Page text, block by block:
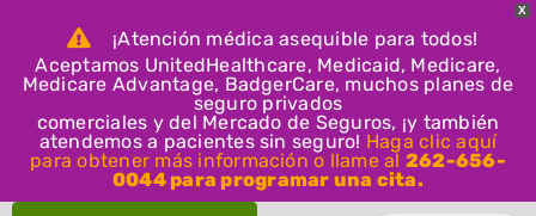
X
¡Atención médica asequible para todos!
Aceptamos UnitedHealthcare, Medicaid, Medicare,
Medicare Advantage, BadgerCare, muchos planes de
seguro privados
comerciales y del Mercado de Seguros, ¡y también
atendemos a pacientes sin seguro! Haga clic aquí
para obtener más información o llame al 262-656-
0044 para programar una cita.